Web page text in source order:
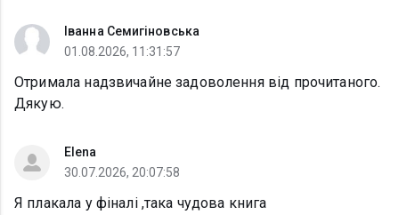
Іванна Семигіновська
01.08.2026, 11:31:57
Отримала надзвичайне задоволення від прочитаного.
Дякую.
Elena
30.07.2026, 20:07:58
Я плакала у фіналі ,така чудова книга